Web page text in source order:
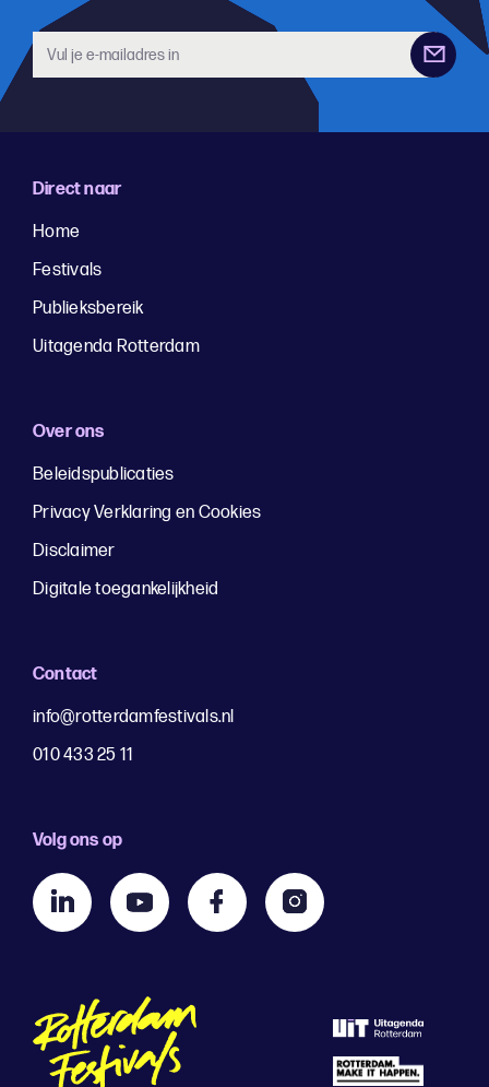
Direct naar
Home
Festivals
Publieksbereik
Uitagenda Rotterdam
Over ons
Beleidspublicaties
Privacy Verklaring en Cookies
Disclaimer
Digitale toegankelijkheid
Contact
info@rotterdamfestivals.nl
010 433 25 11
Volg ons op